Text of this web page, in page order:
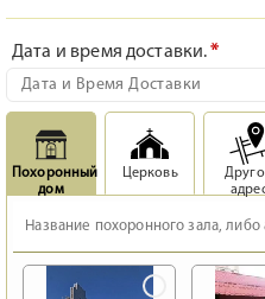
Дата и время доставки.*
Похоронный
дом
Церковь